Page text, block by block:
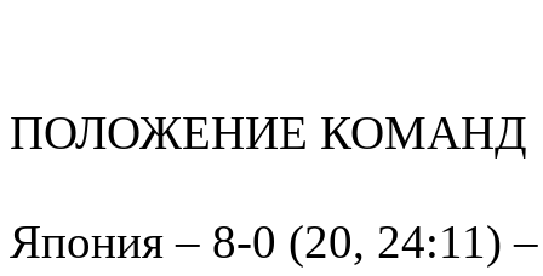
ПОЛОЖЕНИЕ КОМАНД
Япония – 8-0 (20, 24:11)